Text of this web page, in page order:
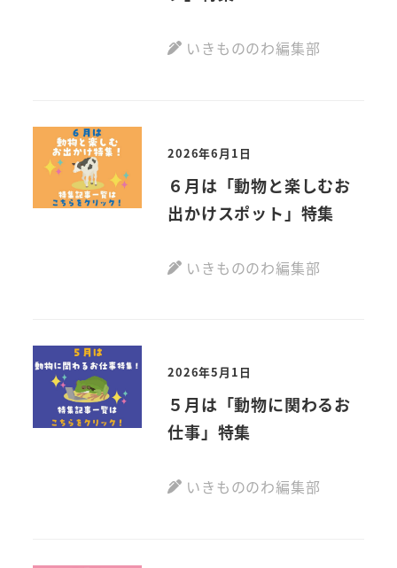
いきもののわ編集部
2026年6月1日
６月は「動物と楽しむお
出かけスポット」特集
いきもののわ編集部
2026年5月1日
５月は「動物に関わるお
仕事」特集
いきもののわ編集部